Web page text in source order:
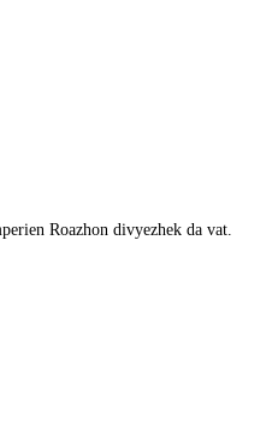
Roazhon divyezhek da vat.